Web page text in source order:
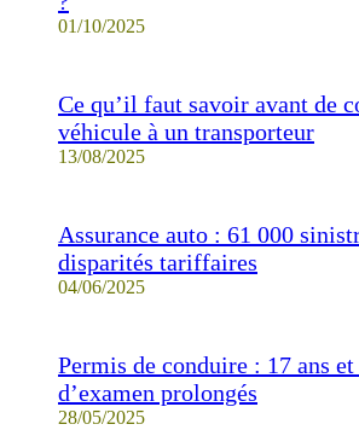
01/10/2025
Ce qu’il faut savoir avant de
véhicule à un transporteur
13/08/2025
Assurance auto : 61 000
disparités tariffaires
04/06/2025
Permis de conduire : 17 ans et
d’examen prolongés
28/05/2025